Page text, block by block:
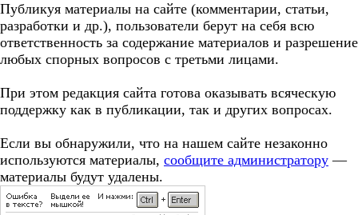
Публикуя материалы на сайте (комментарии, статьи,
разработки и др.), пользователи берут на себя всю
ответственность за содержание материалов и разрешение
любых спорных вопросов с третьми лицами.
При этом редакция сайта готова оказывать всяческую
поддержку как в публикации, так и других вопросах.
Если вы обнаружили, что на нашем сайте незаконно
используются материалы, сообщите администратору —
материалы будут удалены.